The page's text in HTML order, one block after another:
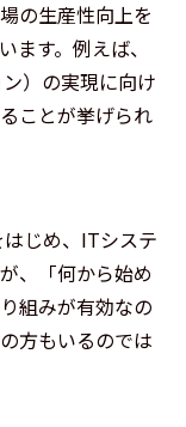
の生産性向上を
ます。例えば、
）の実現に向け
ことが挙げられ
じめ、ITシステ
、「何から始め
組みが有効なの
方もいるのでは